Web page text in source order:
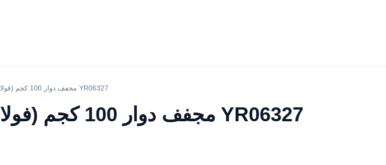
مجفف دوار 100 كجم (فولاذ مقاوم للصدأ بالكامل) غاز YR06327
مجفف دوار 100 كجم (فولاذ مقاوم للصدأ بالكامل) غاز YR06327